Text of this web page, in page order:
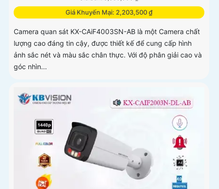
Giá Khuyến Mại: 2,203,500 ₫
Camera quan sát KX-CAiF4003SN-AB là một Camera chất
lượng cao đáng tin cậy, được thiết kế để cung cấp hình
ảnh sắc nét và màu sắc chân thực. Với độ phân giải cao và
góc nhìn...